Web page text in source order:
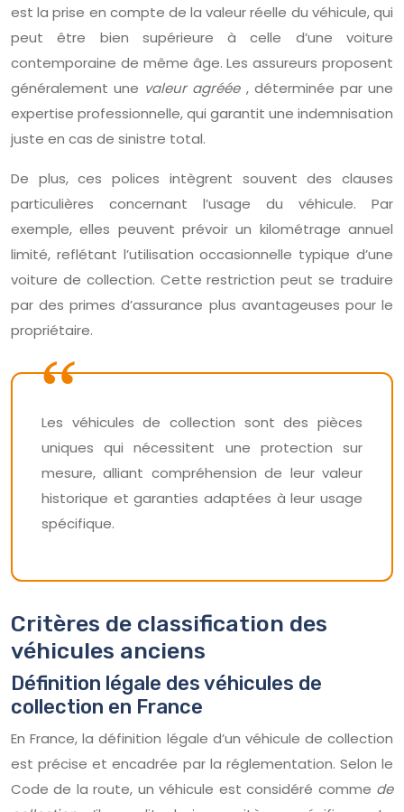
est la prise en compte de la valeur réelle du véhicule, qui
peut être bien supérieure à celle d’une voiture
contemporaine de même âge. Les assureurs proposent
généralement une valeur agréée , déterminée par une
expertise professionnelle, qui garantit une indemnisation
juste en cas de sinistre total.
De plus, ces polices intègrent souvent des clauses
particulières concernant l’usage du véhicule. Par
exemple, elles peuvent prévoir un kilométrage annuel
limité, reflétant l’utilisation occasionnelle typique d’une
voiture de collection. Cette restriction peut se traduire
par des primes d’assurance plus avantageuses pour le
propriétaire.
Les véhicules de collection sont des pièces
uniques qui nécessitent une protection sur
mesure, alliant compréhension de leur valeur
historique et garanties adaptées à leur usage
spécifique.
Critères de classification des
véhicules anciens
Définition légale des véhicules de
collection en France
En France, la définition légale d’un véhicule de collection
est précise et encadrée par la réglementation. Selon le
Code de la route, un véhicule est considéré comme de